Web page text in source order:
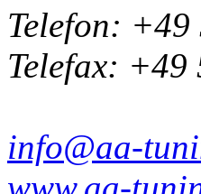
Telefon:
Telefax: +49
info@aa-